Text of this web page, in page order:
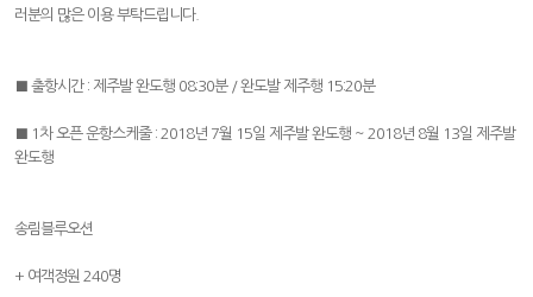
러분의 많은 이용 부탁드립니다.
■ 출항시간 : 제주발 완도행 08:30분 / 완도발 제주행 15:20분
■ 1차 오픈 운항스케줄 : 2018년 7월 15일 제주발 완도행 ~ 2018년 8월 13일 제주발
완도행
송림블루오션
+ 여객정원 240명